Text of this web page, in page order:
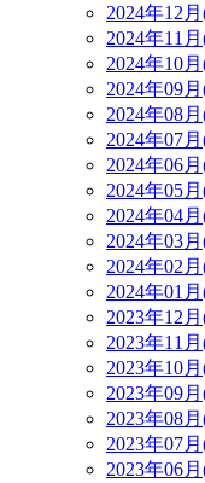
2024年12
2024年11
2024年10
2024年09
2024年08
2024年07
2024年06
2024年05
2024年04
2024年03
2024年02
2024年01
2023年12
2023年11
2023年10
2023年09
2023年08
2023年07
2023年06